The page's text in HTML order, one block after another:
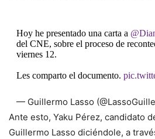
Hoy he presentado una carta a
del CNE, sobre el proceso de
viernes 12.
Les comparto el documento.
— Guillermo Lasso
2021
Ante esto, Yaku Pérez, candidato
Guillermo Lasso diciéndole, a